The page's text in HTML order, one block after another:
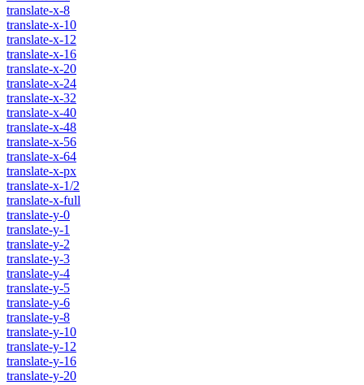
translate-x-8
translate-x-10
translate-x-12
translate-x-16
translate-x-20
translate-x-24
translate-x-32
translate-x-40
translate-x-48
translate-x-56
translate-x-64
translate-x-px
translate-x-1/2
translate-x-full
translate-y-0
translate-y-1
translate-y-2
translate-y-3
translate-y-4
translate-y-5
translate-y-6
translate-y-8
translate-y-10
translate-y-12
translate-y-16
translate-y-20